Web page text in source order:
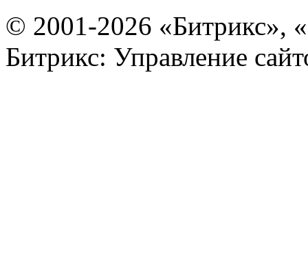
© 2001-2026 «Битрикс»,
Битрикс: Управление